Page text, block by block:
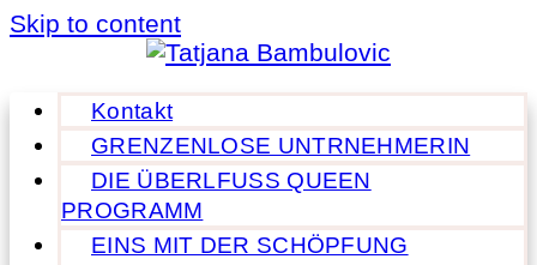
Skip to content
Kontakt
GRENZENLOSE UNTRNEHMERIN
DIE ÜBERLFUSS QUEEN
PROGRAMM
EINS MIT DER SCHÖPFUNG